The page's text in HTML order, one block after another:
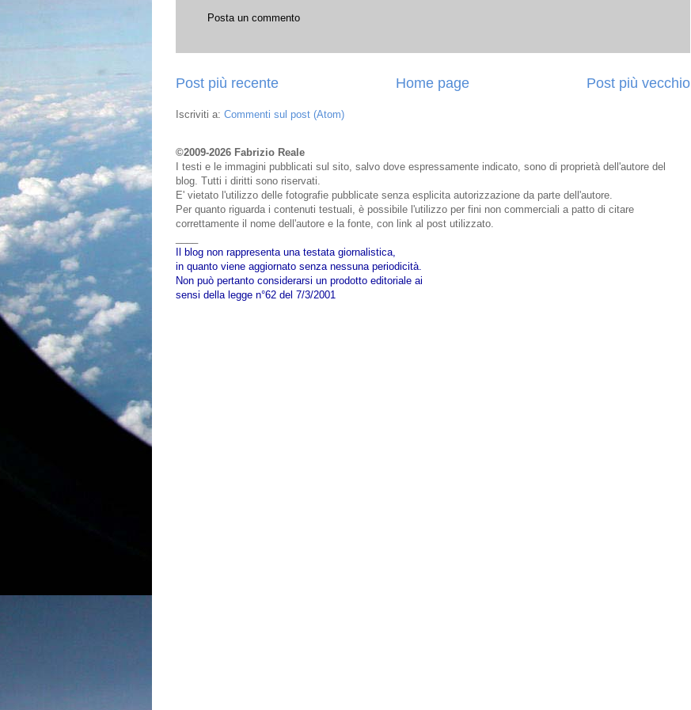
Posta un commento
Post più recente Post più vecchio
Home page
Iscriviti a: Commenti sul post (Atom)
©2009-2026 Fabrizio Reale
I testi e le immagini pubblicati sul sito, salvo dove espressamente indicato, sono di proprietà dell'autore del
blog. Tutti i diritti sono riservati.
E' vietato l'utilizzo delle fotografie pubblicate senza esplicita autorizzazione da parte dell'autore.
Per quanto riguarda i contenuti testuali, è possibile l'utilizzo per fini non commerciali a patto di citare
correttamente il nome dell'autore e la fonte, con link al post utilizzato.
Il blog non rappresenta una testata giornalistica,
in quanto viene aggiornato senza nessuna periodicità.
Non può pertanto considerarsi un prodotto editoriale ai
sensi della legge n°62 del 7/3/2001